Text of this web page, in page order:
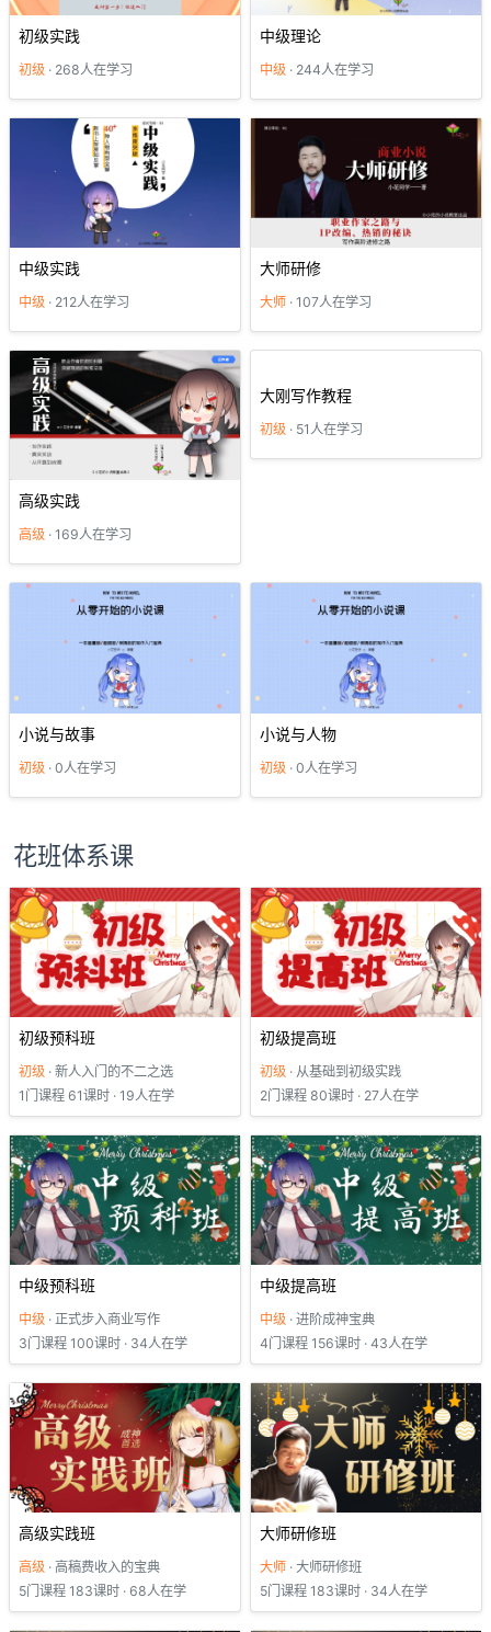
初级实践
初级 · 268人在学习
中级理论
中级 · 244人在学习
中级实践
中级 · 212人在学习
大师研修
大师 · 107人在学习
高级实践
高级 · 169人在学习
大刚写作教程
初级 · 51人在学习
小说与故事
初级 · 0人在学习
小说与人物
初级 · 0人在学习
花班体系课
初级预科班
初级 · 新人入门的不二之选
1门课程 61课时 · 19人在学
初级提高班
初级 · 从基础到初级实践
2门课程 80课时 · 27人在学
中级预科班
中级 · 正式步入商业写作
3门课程 100课时 · 34人在学
中级提高班
中级 · 进阶成神宝典
4门课程 156课时 · 43人在学
高级实践班
高级 · 高稿费收入的宝典
5门课程 183课时 · 68人在学
大师研修班
大师 · 大师研修班
5门课程 183课时 · 34人在学